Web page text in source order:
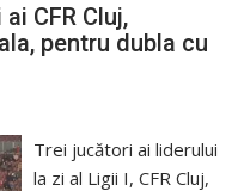
CFR Cluj,
pentru dubla cu
Trei jucători ai liderului
la zi al Ligii I, CFR Cluj,